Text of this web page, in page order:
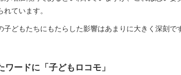
ています。
どもたちにもたらした影響はあまりに大きく深刻で
ードに「子どもロコモ」